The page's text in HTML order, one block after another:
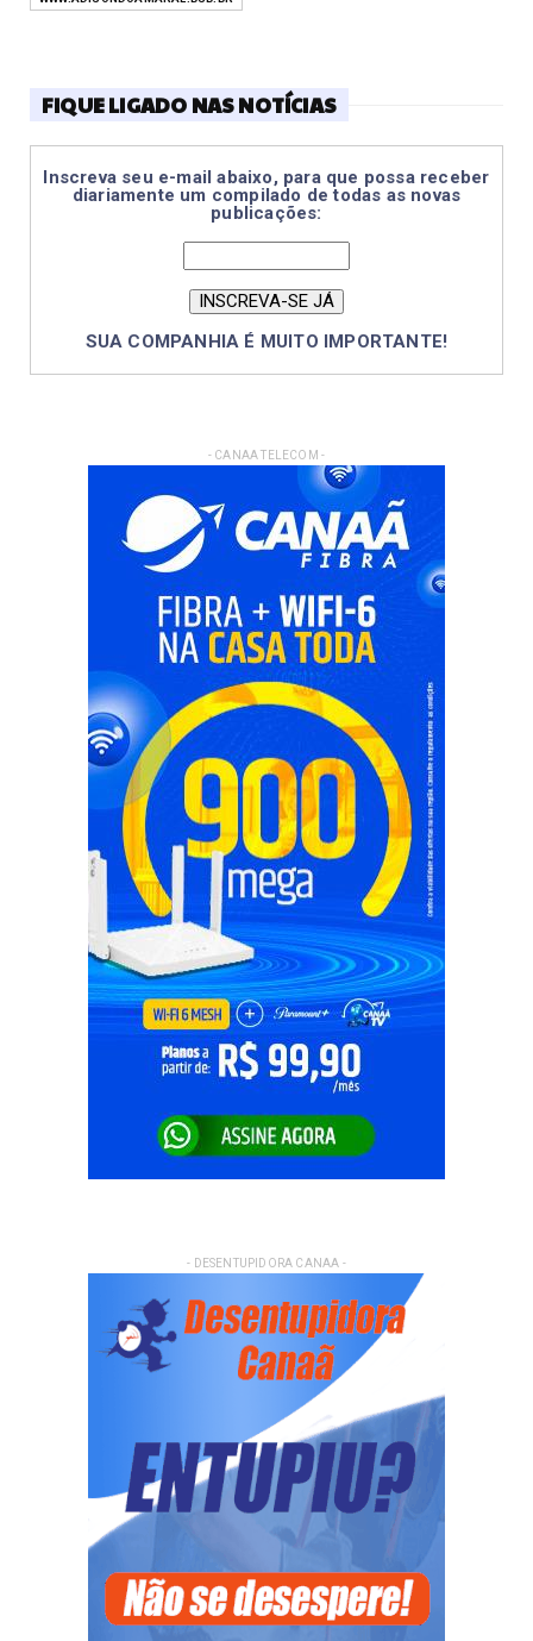
FIQUE LIGADO NAS NOTÍCIAS
Inscreva seu e-mail abaixo, para que possa receber
diariamente um compilado de todas as novas
publicações:
SUA COMPANHIA É MUITO IMPORTANTE!
- CANAA TELECOM -
- DESENTUPIDORA CANAA -